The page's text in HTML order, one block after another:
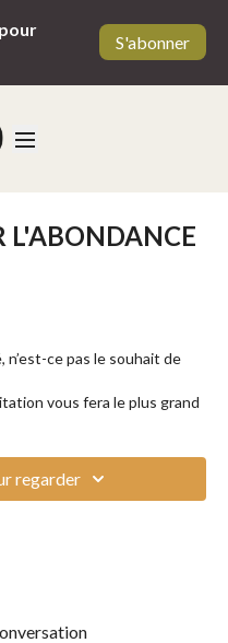
S'abonner
L'ABONDANCE
ce pas le souhait de
vous fera le plus grand
le temps sur pause
possède une
regarder